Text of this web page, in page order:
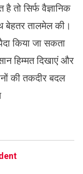
तो सिर्फ वैज्ञानिक
बेहतर तालमेल की।
किया जा सकता
हिम्मत दिखाएं और
की तकदीर बदल